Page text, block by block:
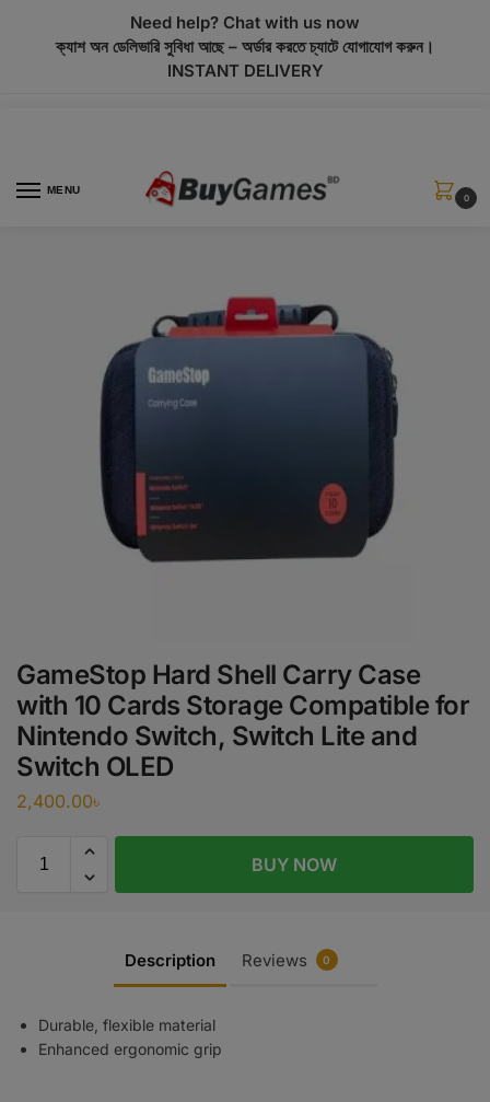
Need help? Chat with us now
ক্যাশ অন ডেলিভারি সুবিধা আছে – অর্ডার করতে চ্যাটে যোগাযোগ করুন।
INSTANT DELIVERY
MENU
0
GameStop Hard Shell Carry Case
with 10 Cards Storage Compatible for
Nintendo Switch, Switch Lite and
Switch OLED
2,400.00৳
BUY NOW
Description Reviews 0
Durable, flexible material
Enhanced ergonomic grip
modal-check